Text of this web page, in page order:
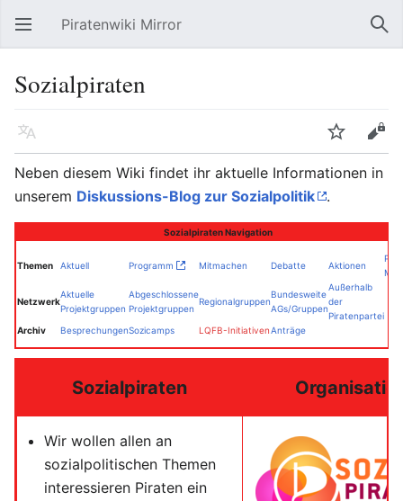
Hauptmenü öffnen Piratenwiki Mirror
Sozialpiraten
Sprache Beobachten
Bearbeiten
Neben diesem Wiki findet ihr aktuelle Informationen in
unserem Diskussions-Blog zur Sozialpolitik .
SozialpiratenNavigation
Themen Aktuell Programm Mitmachen Debatte Aktionen
Netzwerk
Aktuelle
Projektgruppen
Abgeschlossene
Projektgruppen
Regionalgruppen
Bundesweite
AGs/Gruppen
Außerhalb
der
Piratenpartei
Archiv
BesprechungenSozicamps LQFB-InitiativenAnträge
Sozialpiraten
Wir wollen allen an
sozialpolitischen Themen
interessieren Piraten ein